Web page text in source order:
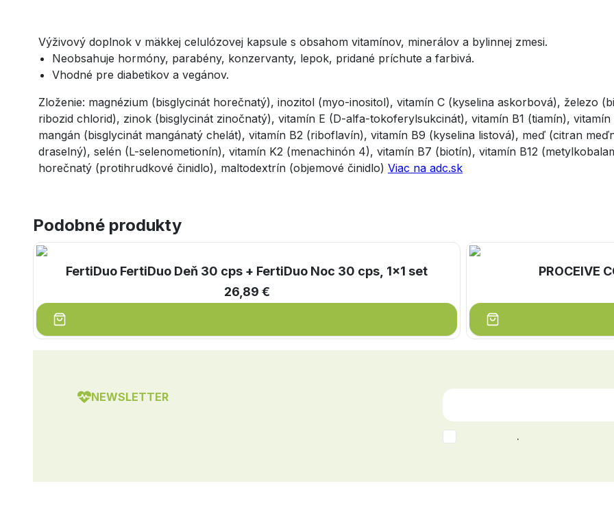
Výživový doplnok v mäkkej celulózovej kapsule s obsahom vitamínov, minerálov a bylinnej zmesi.
Neobsahuje hormóny, parabény, konzervanty, lepok, pridané príchute a farbivá.
Vhodné pre diabetikov a vegánov.
Zloženie: magnézium (bisglycinát horečnatý), inozitol (myo-inositol), vitamín C (kyselina askorbová), železo
ribozid chlorid), zinok (bisglycinát zinočnatý), vitamín E (D-alfa-tokoferylsukcinát), vitamín B1 (tiamín),
mangán (bisglycinát mangánatý chelát), vitamín B2 (riboflavín), vitamín B9 (kyselina listová), meď (citran
draselný), selén (L-selenometionín), vitamín K2 (menachinón 4), vitamín B7 (biotín), vitamín B12
horečnatý (protihrudkové činidlo), maltodextrín (objemové činidlo) Viac na adc.sk
Podobné produkty
FertiDuo FertiDuo Deň 30 cps + FertiDuo Noc 30 cps, 1x1 set
26,89 €
PROCEIVE
NEWSLETTER
.